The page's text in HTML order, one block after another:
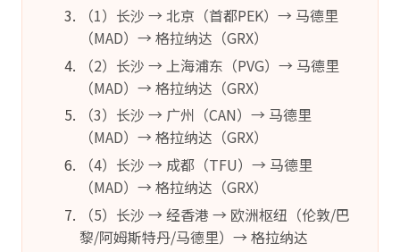
（1）长沙 → 北京（首都PEK）→ 马德里
（MAD）→ 格拉纳达（GRX）
（2）长沙 → 上海浦东（PVG）→ 马德里
（MAD）→ 格拉纳达（GRX）
（3）长沙 → 广州（CAN）→ 马德里
（MAD）→ 格拉纳达（GRX）
（4）长沙 → 成都（TFU）→ 马德里
（MAD）→ 格拉纳达（GRX）
（5）长沙 → 经香港 → 欧洲枢纽（伦敦/巴
黎/阿姆斯特丹/马德里）→ 格拉纳达